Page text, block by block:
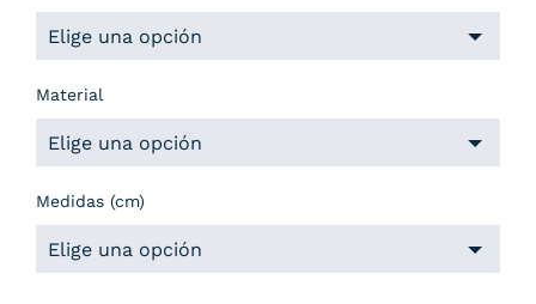
Material
Medidas (cm)